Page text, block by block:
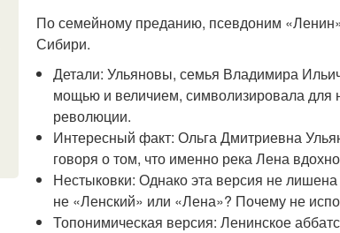
По семейному преданию, псевдоним
Сибири.
Детали: Ульяновы, семья Владимира
мощью и величием, символизировала для
революции.
Интересный факт: Ольга Дмитриевна
говоря о том, что именно река Лена
Нестыковки: Однако эта версия не
не «Ленский» или «Лена»? Почему не
Топонимическая версия: Ленинское